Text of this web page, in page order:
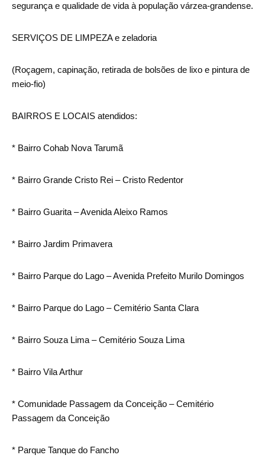
segurança e qualidade de vida à população várzea-grandense.
SERVIÇOS DE LIMPEZA e zeladoria
(Roçagem, capinação, retirada de bolsões de lixo e pintura de
meio-fio)
BAIRROS E LOCAIS atendidos:
* Bairro Cohab Nova Tarumã
* Bairro Grande Cristo Rei – Cristo Redentor
* Bairro Guarita – Avenida Aleixo Ramos
* Bairro Jardim Primavera
* Bairro Parque do Lago – Avenida Prefeito Murilo Domingos
* Bairro Parque do Lago – Cemitério Santa Clara
* Bairro Souza Lima – Cemitério Souza Lima
* Bairro Vila Arthur
* Comunidade Passagem da Conceição – Cemitério
Passagem da Conceição
* Parque Tanque do Fancho